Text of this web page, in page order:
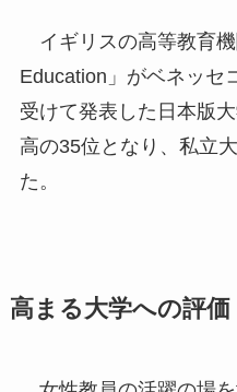
イギリスの高等教育
Education」がベネッセ
受けて発表した日本版
高の35位となり、私立
た。
高まる大学への評価